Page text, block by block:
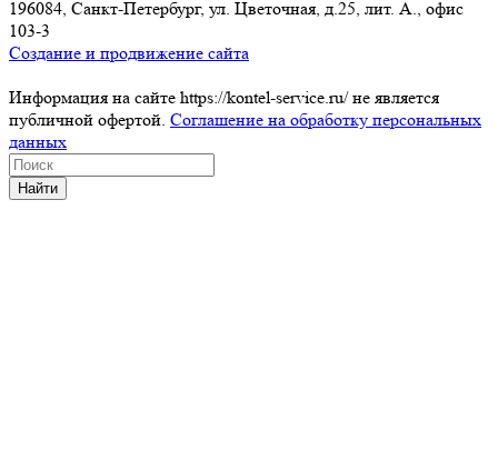
196084, Санкт-Петербург, ул. Цветочная, д.25, лит. А., офис
103-3
Создание и продвижение сайта
Информация на сайте https://kontel-service.ru/ не является
публичной офертой. Соглашение на обработку персональных
данных
Найти